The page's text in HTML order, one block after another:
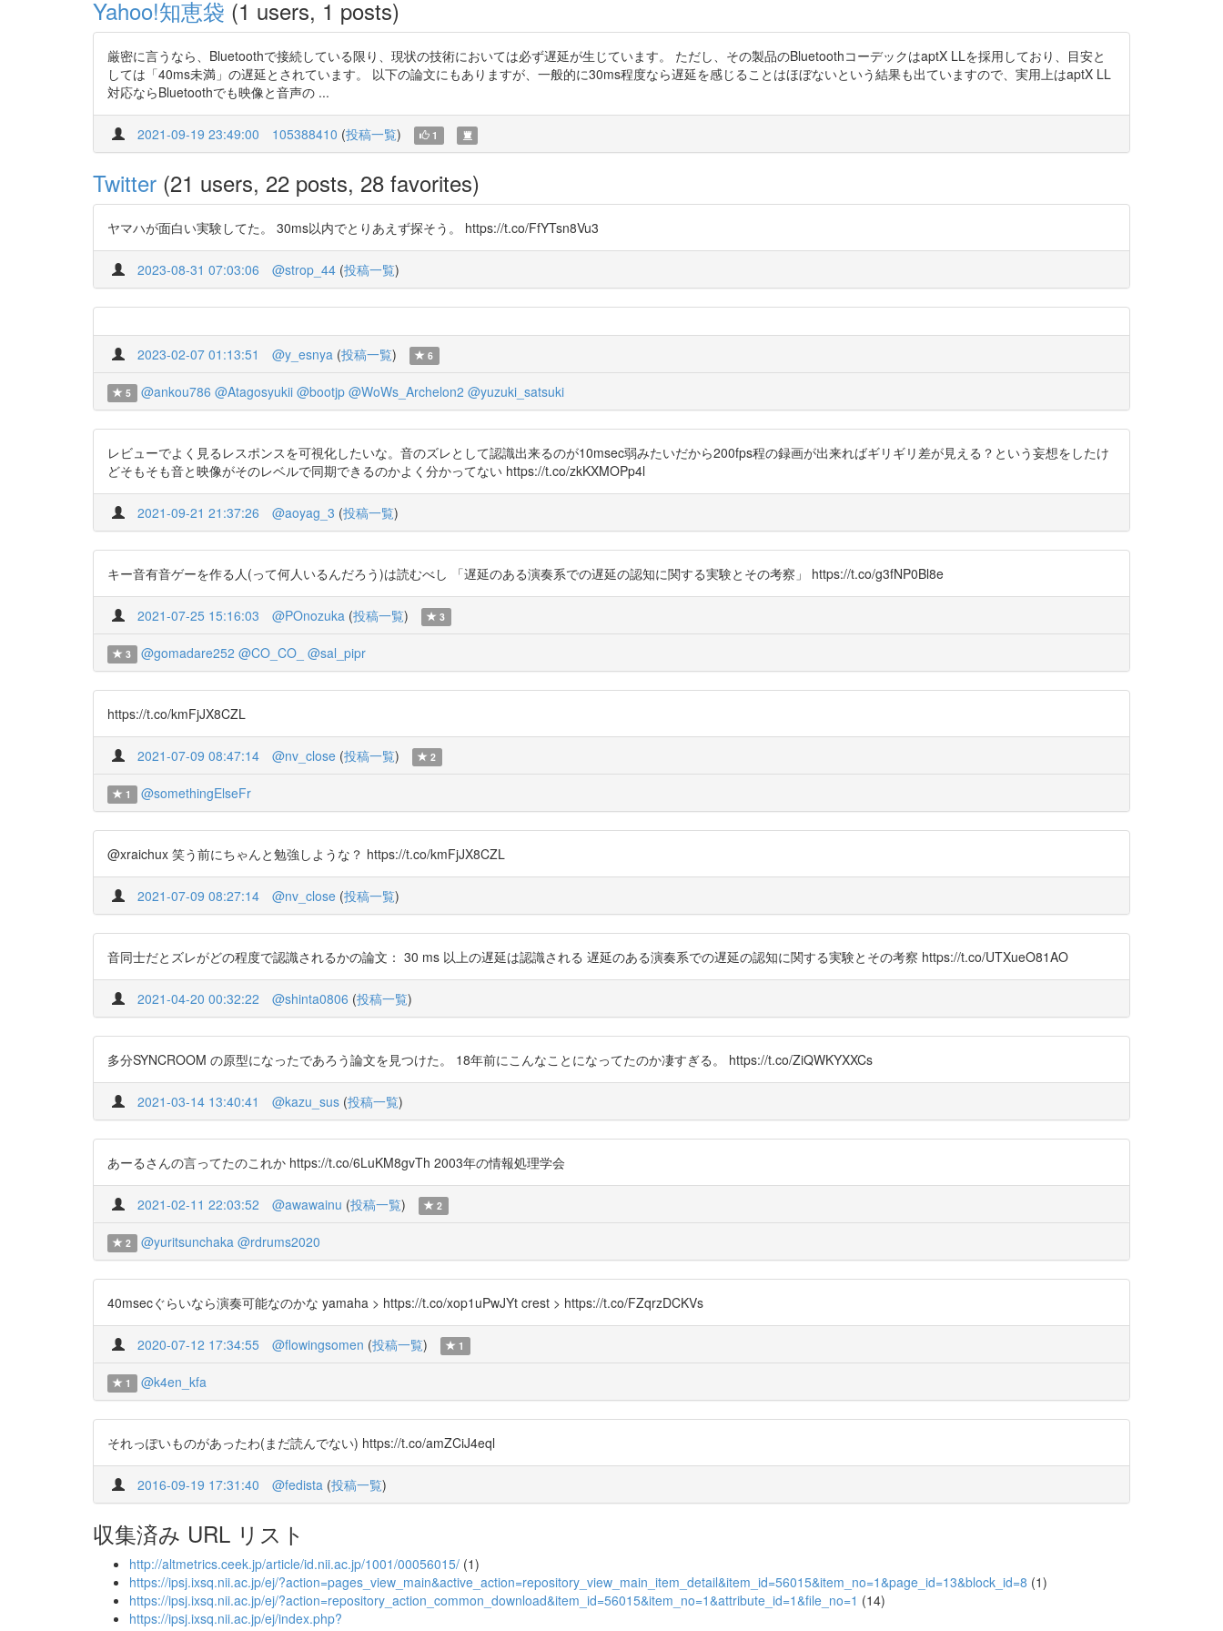
Yahoo!知恵袋 (1 users, 1 posts)
厳密に言うなら、Bluetoothで接続している限り、現状の技術においては必ず遅延が生じています。 ただし、その製品のBluetoothコーデックはaptX LLを採用しており、目安と
しては「40ms未満」の遅延とされています。 以下の論文にもありますが、一般的に30ms程度なら遅延を感じることはほぼないという結果も出ていますので、実用上はaptX LL
対応ならBluetoothでも映像と音声の ...
2021-09-19 23:49:00 105388410 (投稿一覧) 1
Twitter (21 users, 22 posts, 28 favorites)
ヤマハが面白い実験してた。 30ms以内でとりあえず探そう。 https://t.co/FfYTsn8Vu3
2023-08-31 07:03:06 @strop_44 (投稿一覧)
2023-02-07 01:13:51 @y_esnya (投稿一覧) 6
5 @ankou786 @Atagosyukii @bootjp @WoWs_Archelon2 @yuzuki_satsuki
レビューでよく見るレスポンスを可視化したいな。音のズレとして認識出来るのが10msec弱みたいだから200fps程の録画が出来ればギリギリ差が見える？という妄想をしたけ
どそもそも音と映像がそのレベルで同期できるのかよく分かってない https://t.co/zkKXMOPp4l
2021-09-21 21:37:26 @aoyag_3 (投稿一覧)
キー音有音ゲーを作る人(って何人いるんだろう)は読むべし 「遅延のある演奏系での遅延の認知に関する実験とその考察」 https://t.co/g3fNP0Bl8e
2021-07-25 15:16:03 @POnozuka (投稿一覧) 3
3 @gomadare252 @CO_CO_ @sal_pipr
https://t.co/kmFjJX8CZL
2021-07-09 08:47:14 @nv_close (投稿一覧) 2
1 @somethingElseFr
@xraichux 笑う前にちゃんと勉強しような？ https://t.co/kmFjJX8CZL
2021-07-09 08:27:14 @nv_close (投稿一覧)
音同士だとズレがどの程度で認識されるかの論文： 30 ms 以上の遅延は認識される 遅延のある演奏系での遅延の認知に関する実験とその考察 https://t.co/UTXueO81AO
2021-04-20 00:32:22 @shinta0806 (投稿一覧)
多分SYNCROOM の原型になったであろう論文を見つけた。 18年前にこんなことになってたのか凄すぎる。 https://t.co/ZiQWKYXXCs
2021-03-14 13:40:41 @kazu_sus (投稿一覧)
あーるさんの言ってたのこれか https://t.co/6LuKM8gvTh 2003年の情報処理学会
2021-02-11 22:03:52 @awawainu (投稿一覧) 2
2 @yuritsunchaka @rdrums2020
40msecぐらいなら演奏可能なのかな yamaha > https://t.co/xop1uPwJYt crest > https://t.co/FZqrzDCKVs
2020-07-12 17:34:55 @flowingsomen (投稿一覧) 1
1 @k4en_kfa
それっぽいものがあったわ(まだ読んでない) https://t.co/amZCiJ4eql
2016-09-19 17:31:40 @fedista (投稿一覧)
収集済み URL リスト
http://altmetrics.ceek.jp/article/id.nii.ac.jp/1001/00056015/ (1)
https://ipsj.ixsq.nii.ac.jp/ej/?action=pages_view_main&active_action=repository_view_main_item_detail&item_id=56015&item_no=1&page_id=13&block_id=8 (1)
https://ipsj.ixsq.nii.ac.jp/ej/?action=repository_action_common_download&item_id=56015&item_no=1&attribute_id=1&file_no=1 (14)
https://ipsj.ixsq.nii.ac.jp/ej/index.php?